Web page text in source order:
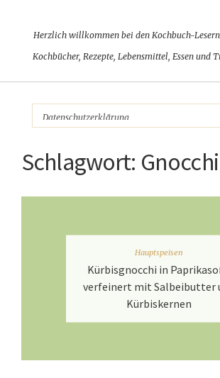
Herzlich willkommen bei den Kochbuch-
Kochbücher, Rezepte, Lebensmittel, Essen und
Schlagwort: Gnocchi
Hauptspeisen
Kürbisgnocchi in
verfeinert mit Salbeibutter
Kürbiskernen